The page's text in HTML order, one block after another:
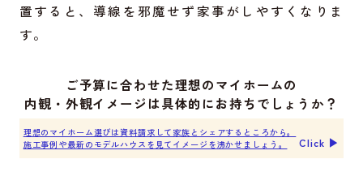
置すると、導線を邪魔せず家事がしやすくなりま
す。
ご予算に合わせた理想のマイホームの
内観・外観イメージは具体的にお持ちでしょうか？
理想のマイホーム選びは資料請求して家族とシェアするところから。
施工事例や最新のモデルハウスを見てイメージを沸かせましょう。
Click ▶︎